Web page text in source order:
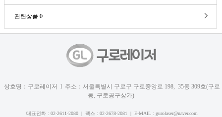
관련상품 0
상호명：구로레이저 l 주소：서울특별시 구로구 구로중앙로 198, 35동 309호(구로
동, 구로공구상가)
대표전화 : 02-2611-2080 | 팩스 : 02-2678-2081 | E-MAIL : gurolaser@naver.com